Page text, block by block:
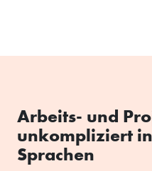
Arbeits- und
unkompliziert
Sprachen